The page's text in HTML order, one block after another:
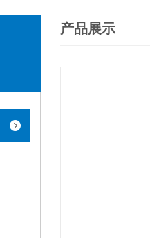
产品展示